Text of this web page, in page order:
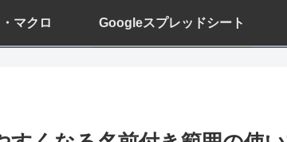
マクロ Googleスプレッドシート